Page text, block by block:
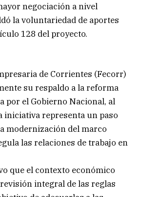
negociación a nivel
la voluntariedad de aportes
128 del proyecto.
de Corrientes (Fecorr)
su respaldo a la reforma
por el Gobierno Nacional, al
iniciativa representa un paso
modernización del marco
las relaciones de trabajo en
que el contexto económico
integral de las reglas